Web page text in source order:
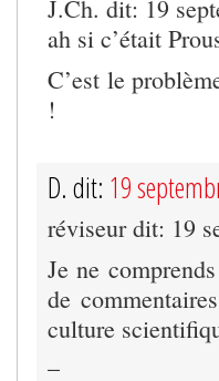
J.Ch. dit: 19
ah si c’était
C’est le
!
D. dit: 19
réviseur dit: 19
Je ne
de
culture